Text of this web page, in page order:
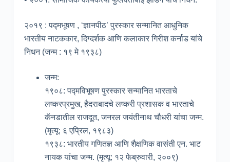
२०१९ : पद्मभूषण , ‘ज्ञानपीठ’ पुरस्कार सन्मानित आधुनिक
भारतीय नाटककार, दिग्दर्शक आणि कलाकार गिरीश कर्नाड यांचे
निधन (जन्म : १९ मे १९३८)
जन्म:
१९०८: पद्मविभूषण पुरस्कार सन्मानित भारताचे
लष्करप्रमुख, हैदराबादचे लष्करी प्रशासक व भारताचे
कॅनडातील राजदूत, जनरल जयंतीनाथ चौधरी यांचा जन्म.
(मृत्यू: ६ एप्रिल, १९८३)
१९३८: भारतीय गणितज्ञ आणि शैक्षणिक वासंती एन. भाट
नायक यांचा जन्म. (मृत्यू: १२ फेब्रुवारी, २००९)